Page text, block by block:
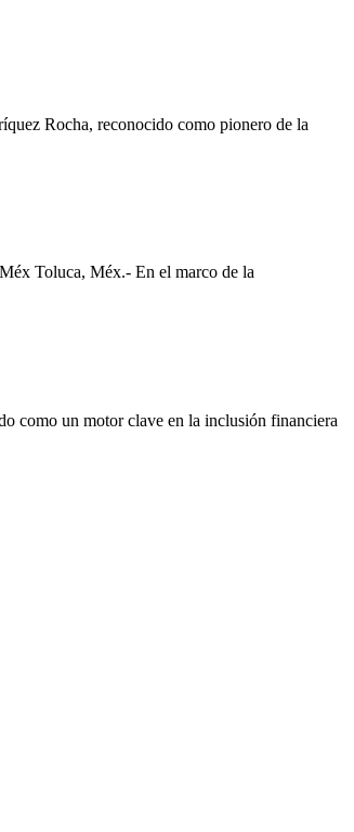
Rocha, reconocido como pionero de la
Toluca, Méx.- En el marco de la
como un motor clave en la inclusión financiera